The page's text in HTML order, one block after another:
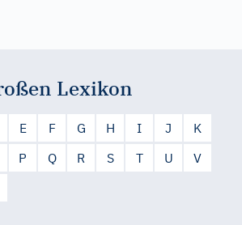
Lexikon
E F G H I J
K
P Q R S T U
V